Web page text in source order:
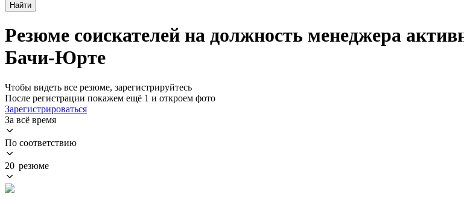
Найти
Резюме соискателей на должность менеджера
Бачи-Юрте
Чтобы видеть все резюме, зарегистрируйтесь
После регистрации покажем ещё 1 и откроем фото
Зарегистрироваться
За всё время
По соответствию
20 резюме